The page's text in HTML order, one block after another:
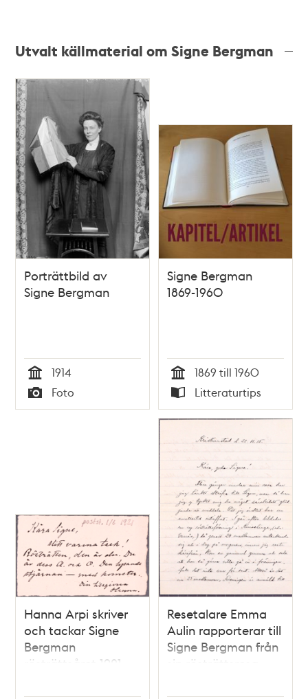
Utvalt källmaterial om Signe Bergman
Porträttbild av
Signe Bergman
Tid
1914
Typ
Foto
Signe Bergman
1869-1960
Tid
1869 till 1960
Typ
Litteraturtips
Hanna Arpi skriver
och tackar Signe
Bergman
rösträttsåret 1921
Resetalare Emma
Aulin rapporterar till
Signe Bergman från
sin rösträttsresa